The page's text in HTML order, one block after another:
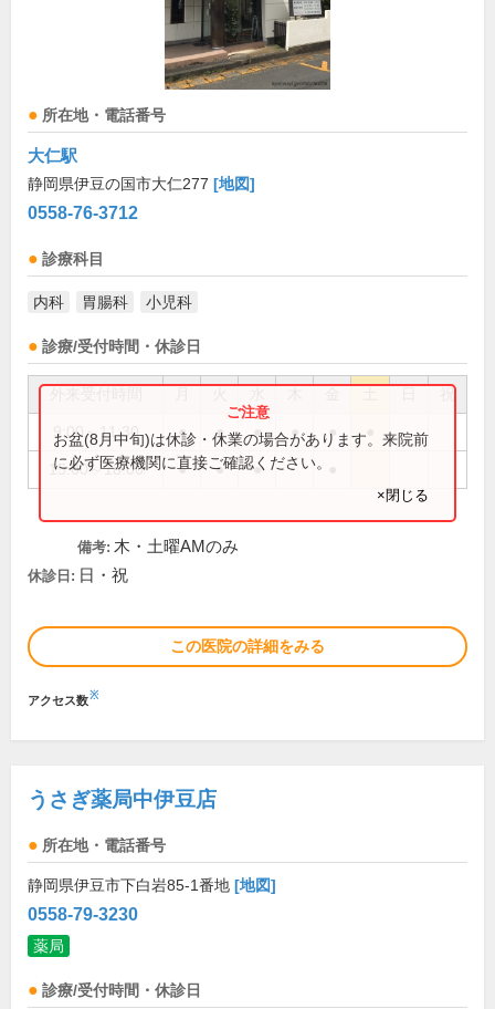
所在地・電話番号
大仁駅
静岡県伊豆の国市大仁277 [地図]
0558-76-3712
診療科目
内科 胃腸科 小児科
診療/受付時間・休診日
祝
9:00～11:30 ● ● ● ● ●
15:00～18:00 ● ● ●
お盆(8月中旬)は休診・休業の場合があります。来院前
に必ず医療機関に直接ご確認ください。
×閉じる
備考: 木・土曜AMのみ
休診日: 日・祝
この医院の詳細をみる
アクセス数※
うさぎ薬局中伊豆店
所在地・電話番号
静岡県伊豆市下白岩85-1番地 [地図]
0558-79-3230
薬局
診療/受付時間・休診日